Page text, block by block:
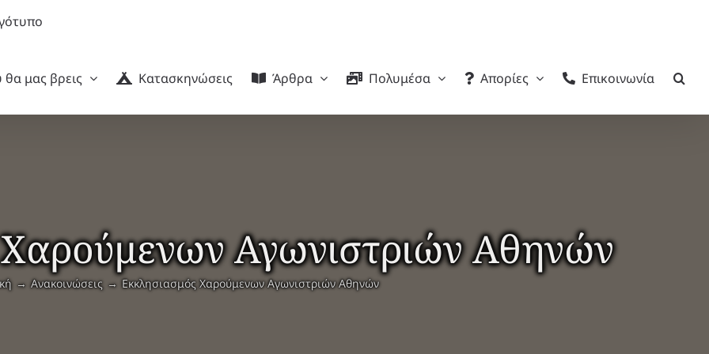
μας βρεις
Κατασκηνώσεις Άρθρα Πολυμέσα Απορίες Επικοινωνία
Αγωνιστριών Αθηνών
Ανακοινώσεις Εκκλησιασμός Χαρούμενων Αγωνιστριών Αθηνών